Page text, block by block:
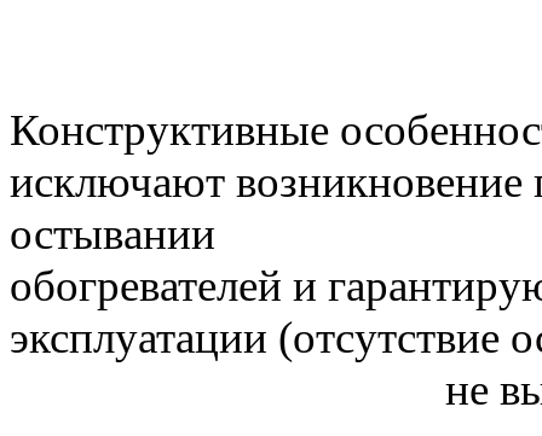
Конструктивные
исключают
остывании
обогревателей и
эксплуатации
не выше